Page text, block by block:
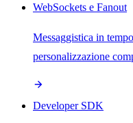
WebSockets e Fanout
Messaggistica in
personalizzazione
Developer SDK